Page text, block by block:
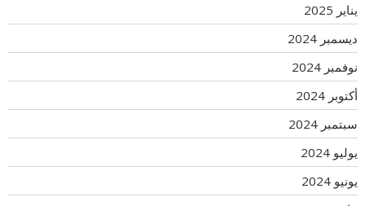
يناير 2025
ديسمبر 2024
نوفمبر 2024
أكتوبر 2024
سبتمبر 2024
يوليو 2024
يونيو 2024